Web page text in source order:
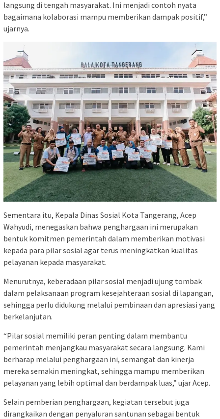
langsung di tengah masyarakat. Ini menjadi contoh nyata
bagaimana kolaborasi mampu memberikan dampak positif,”
ujarnya.
Sementara itu, Kepala Dinas Sosial Kota Tangerang, Acep
Wahyudi, menegaskan bahwa penghargaan ini merupakan
bentuk komitmen pemerintah dalam memberikan motivasi
kepada para pilar sosial agar terus meningkatkan kualitas
pelayanan kepada masyarakat.
Menurutnya, keberadaan pilar sosial menjadi ujung tombak
dalam pelaksanaan program kesejahteraan sosial di lapangan,
sehingga perlu didukung melalui pembinaan dan apresiasi yang
berkelanjutan.
“Pilar sosial memiliki peran penting dalam membantu
pemerintah menjangkau masyarakat secara langsung. Kami
berharap melalui penghargaan ini, semangat dan kinerja
mereka semakin meningkat, sehingga mampu memberikan
pelayanan yang lebih optimal dan berdampak luas,” ujar Acep.
Selain pemberian penghargaan, kegiatan tersebut juga
dirangkaikan dengan penyaluran santunan sebagai bentuk